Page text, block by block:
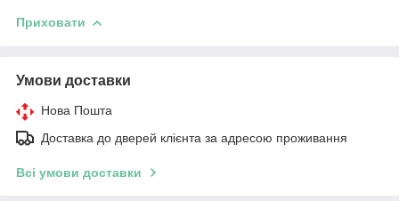
Приховати
Умови доставки
Нова Пошта
Доставка до дверей клієнта за адресою проживання
Всі умови доставки